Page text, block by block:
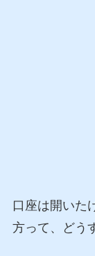
口座は開いた
方って、どう